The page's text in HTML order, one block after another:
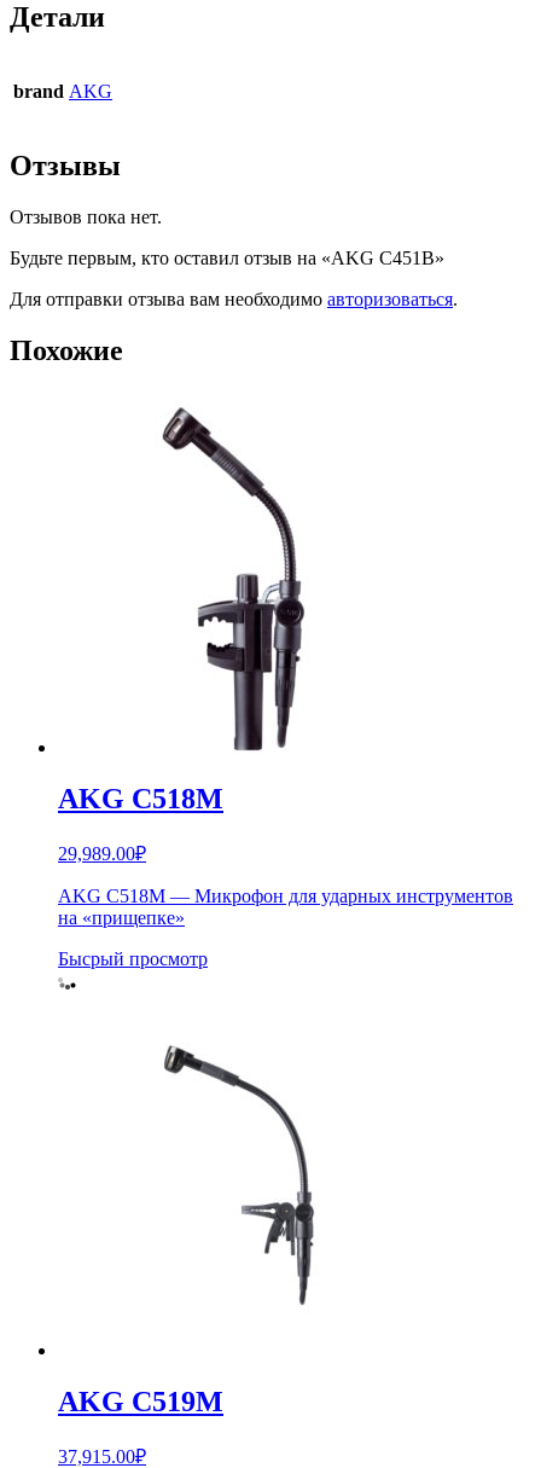
Детали
brand AKG
Отзывы
Отзывов пока нет.
Будьте первым, кто оставил отзыв на «AKG C451B»
Для отправки отзыва вам необходимо авторизоваться.
Похожие
AKG C518M
29,989.00₽
AKG C518M — Микрофон для ударных инструментов
на «прищепке»
Бысрый просмотр
AKG C519M
37,915.00₽